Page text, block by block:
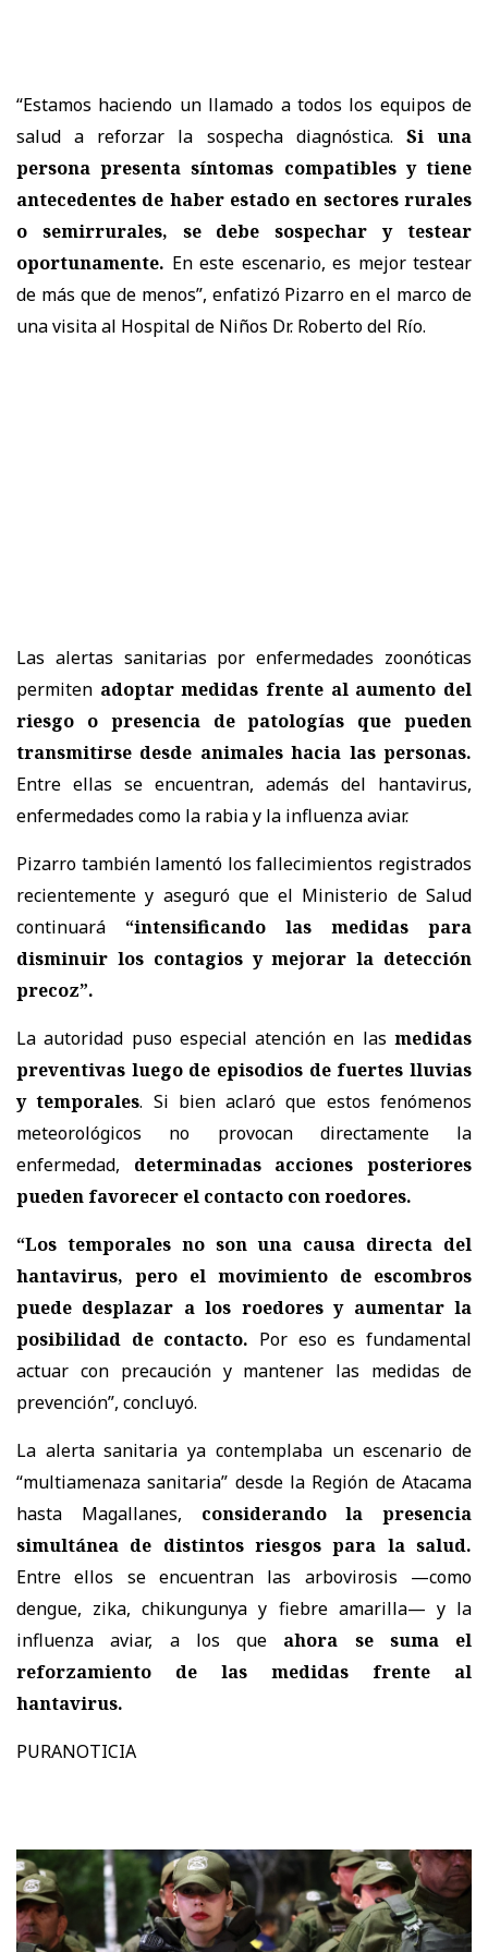
“Estamos haciendo un llamado a todos los equipos de
salud a reforzar la sospecha diagnóstica. Si una
persona presenta síntomas compatibles y tiene
antecedentes de haber estado en sectores rurales
o semirrurales, se debe sospechar y testear
oportunamente. En este escenario, es mejor testear
de más que de menos”, enfatizó Pizarro en el marco de
una visita al Hospital de Niños Dr. Roberto del Río.
Las alertas sanitarias por enfermedades zoonóticas
permiten adoptar medidas frente al aumento del
riesgo o presencia de patologías que pueden
transmitirse desde animales hacia las personas.
Entre ellas se encuentran, además del hantavirus,
enfermedades como la rabia y la influenza aviar.
Pizarro también lamentó los fallecimientos registrados
recientemente y aseguró que el Ministerio de Salud
continuará “intensificando las medidas para
disminuir los contagios y mejorar la detección
precoz”.
La autoridad puso especial atención en las medidas
preventivas luego de episodios de fuertes lluvias
y temporales. Si bien aclaró que estos fenómenos
meteorológicos no provocan directamente la
enfermedad, determinadas acciones posteriores
pueden favorecer el contacto con roedores.
“Los temporales no son una causa directa del
hantavirus, pero el movimiento de escombros
puede desplazar a los roedores y aumentar la
posibilidad de contacto. Por eso es fundamental
actuar con precaución y mantener las medidas de
prevención”, concluyó.
La alerta sanitaria ya contemplaba un escenario de
“multiamenaza sanitaria” desde la Región de Atacama
hasta Magallanes, considerando la presencia
simultánea de distintos riesgos para la salud.
Entre ellos se encuentran las arbovirosis —como
dengue, zika, chikungunya y fiebre amarilla— y la
influenza aviar, a los que ahora se suma el
reforzamiento de las medidas frente al
hantavirus.
PURANOTICIA